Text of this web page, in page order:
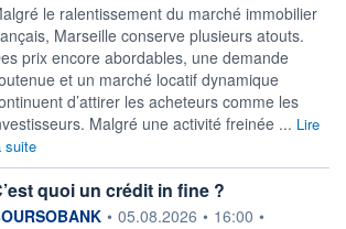
le ralentissement du marché immobilier
Marseille conserve plusieurs atouts.
prix encore abordables, une demande
et un marché locatif dynamique
d’attirer les acheteurs comme les
Malgré une activité freinée ... Lire
suite
quoi un crédit in fine ?
fournie par
• 05.08.2026 • 16:00 •